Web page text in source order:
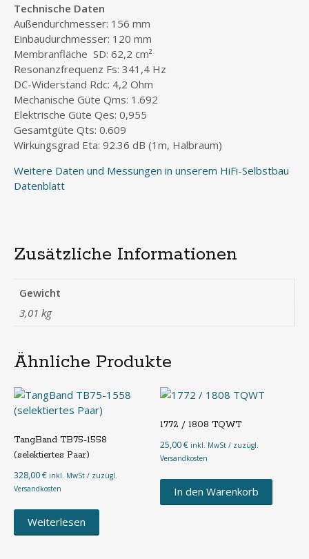
Technische Daten
Außendurchmesser: 156 mm
Einbaudurchmesser: 120 mm
Membranfläche SD: 62,2 cm²
Resonanzfrequenz Fs: 341,4 Hz
DC-Widerstand Rdc: 4,2 Ohm
Mechanische Güte Qms: 1.692
Elektrische Güte Qes: 0,955
Gesamtgüte Qts: 0.609
Wirkungsgrad Eta: 92.36 dB (1m, Halbraum)
Weitere Daten und Messungen in unserem HiFi-Selbstbau
Datenblatt
Zusätzliche Informationen
Gewicht
3,01 kg
Ähnliche Produkte
TangBand TB75-1558
(selektiertes Paar)
328,00€ inkl. MwSt / zuzügl.
Versandkosten
Weiterlesen
1772 / 1808 TQWT
25,00€ inkl. MwSt / zuzügl.
Versandkosten
In den Warenkorb